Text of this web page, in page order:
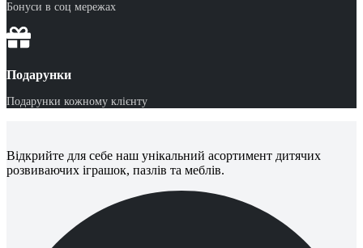
Бонуси в соц мережах
Подарунки
Подарунки кожному клієнту
Відкрийте для себе наш унікальний асортимент дитячих
розвиваючих іграшок, пазлів та меблів.